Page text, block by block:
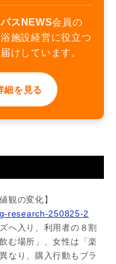
スNEWS会員の
施設経営に役立つ
けしています。
細を見る
観の変化】
research-250825-2
へ入り、利用者の８割
む場所」、女性は「楽
なり、購入行動もブラ